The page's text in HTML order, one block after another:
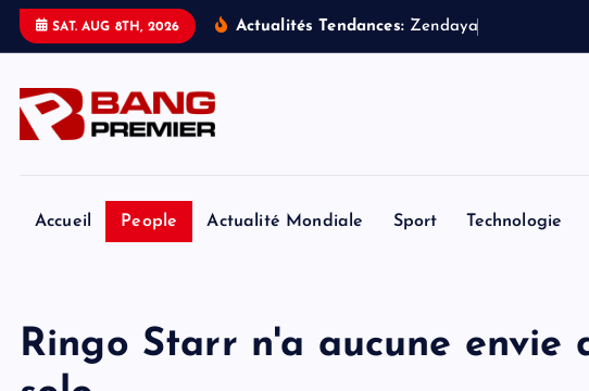
SAT. AUG 8TH, 2026 Actualités Tendances: Zendaya
Accueil People Actualité Mondiale Sport Technologie
Ringo Starr n'a aucune envie